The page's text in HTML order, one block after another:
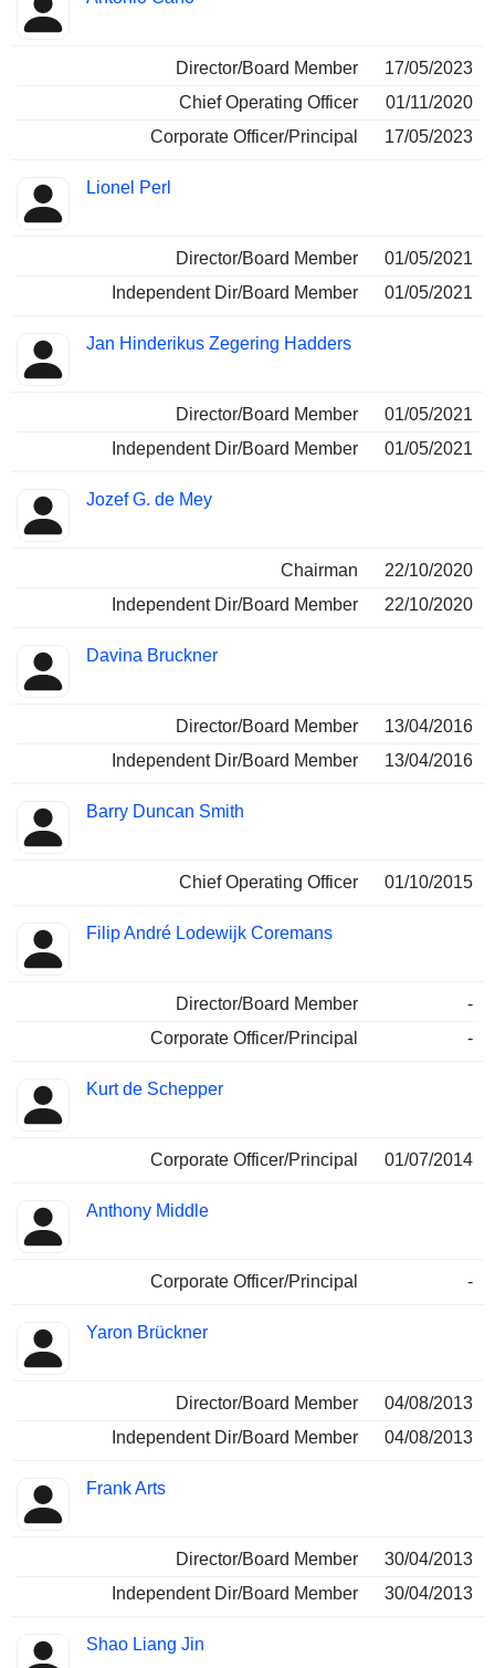
Director/Board Member
17/05/2023
Chief Operating Officer
01/11/2020
Corporate Officer/Principal
17/05/2023
Lionel Perl
Director/Board Member
01/05/2021
Independent Dir/Board Member
01/05/2021
Jan Hinderikus Zegering Hadders
Director/Board Member
01/05/2021
Independent Dir/Board Member
01/05/2021
Jozef G. de Mey
Chairman
22/10/2020
Independent Dir/Board Member
22/10/2020
Davina Bruckner
Director/Board Member
13/04/2016
Independent Dir/Board Member
13/04/2016
Barry Duncan Smith
Chief Operating Officer 01/10/2015
Filip André Lodewijk Coremans
Director/Board Member
-
Corporate Officer/Principal
-
Kurt de Schepper
Corporate Officer/Principal 01/07/2014
Anthony Middle
Corporate Officer/Principal -
Yaron Brückner
Director/Board Member
04/08/2013
Independent Dir/Board Member
04/08/2013
Frank Arts
Director/Board Member
30/04/2013
Independent Dir/Board Member
30/04/2013
Shao Liang Jin